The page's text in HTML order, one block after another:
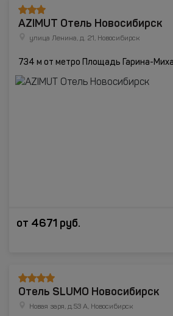
AZIMUT Отель Новосибирск
улица Ленина, д. 21, Новосибирск
734 м от метро Площадь Гарина-
от 4671 руб.
Отель SLUMO Новосибирск
Новая заря, д.53 А, Новосибирск